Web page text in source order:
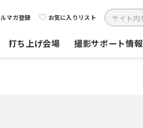
マガ登録 お気に入りリスト
打ち上げ会場 撮影サポート情報